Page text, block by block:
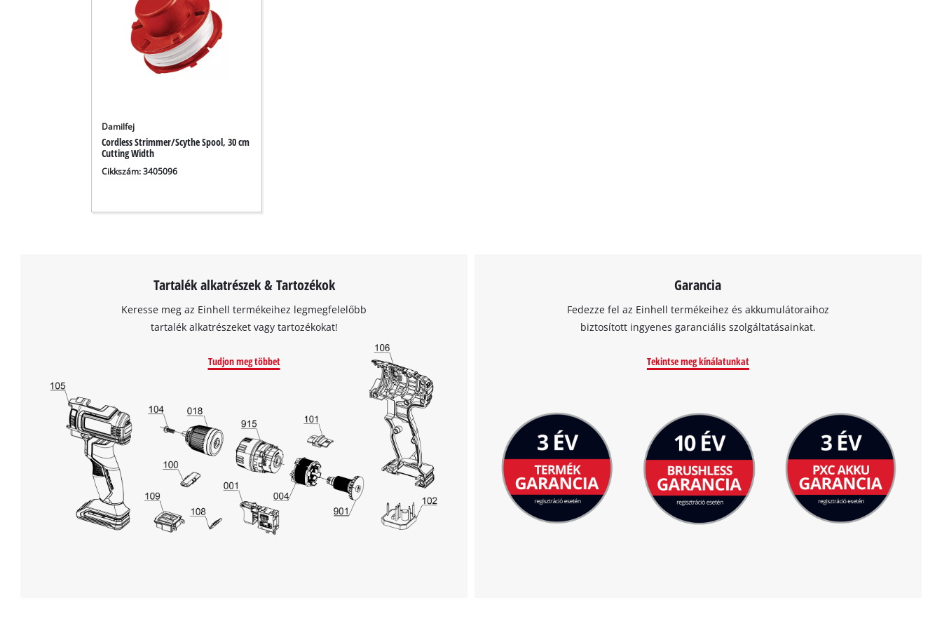
Damilfej
Cordless Strimmer/Scythe Spool, 30 cm
Cutting Width
Cikkszám: 3405096
Tartalék alkatrészek & Tartozékok
Keresse meg az Einhell termékeihez legmegfelelőbb
tartalék alkatrészeket vagy tartozékokat!
Tudjon meg többet
Garancia
Fedezze fel az Einhell termékeihez és akkumulátoraihoz
biztosított ingyenes garanciális szolgáltatásainkat.
Tekintse meg kínálatunkat